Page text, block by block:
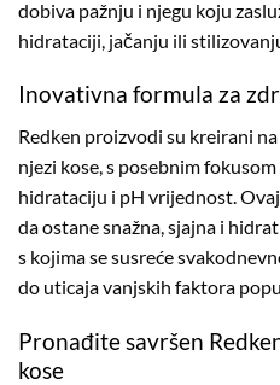
dobiva pažnju i njegu koju
hidrataciji, jačanju ili
Inovativna formula za
Redken proizvodi su kreirani
njezi kose, s posebnim
hidrataciju i pH vrijednost.
da ostane snažna, sjajna i
s kojima se susreće
do uticaja vanjskih faktora
Pronađite savršen
kose